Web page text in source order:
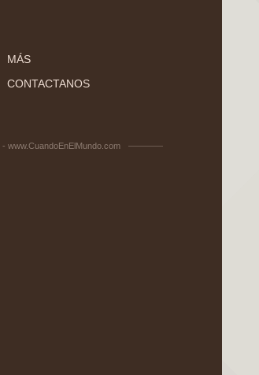
MÁS
CONTACTANOS
www.CuandoEnElMundo.com